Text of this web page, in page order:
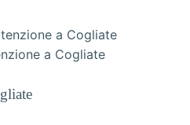
a Cogliate